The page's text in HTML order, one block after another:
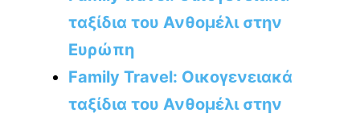
ταξίδια του Ανθομέλι στην
Ευρώπη
Family Travel: Οικογενειακά
ταξίδια του Ανθομέλι στην